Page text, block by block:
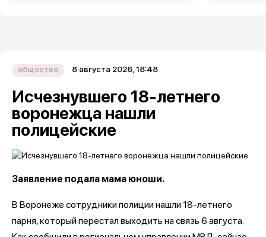
общество 8 августа 2026, 18:48
Исчезнувшего 18-летнего
воронежца нашли
полицейские
Заявление подала мама юноши.
В Воронеже сотрудники полиции нашли 18-летнего
парня, который перестал выходить на связь 6 августа.